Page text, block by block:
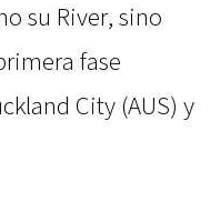
su River, sino
fase
City (AUS) y